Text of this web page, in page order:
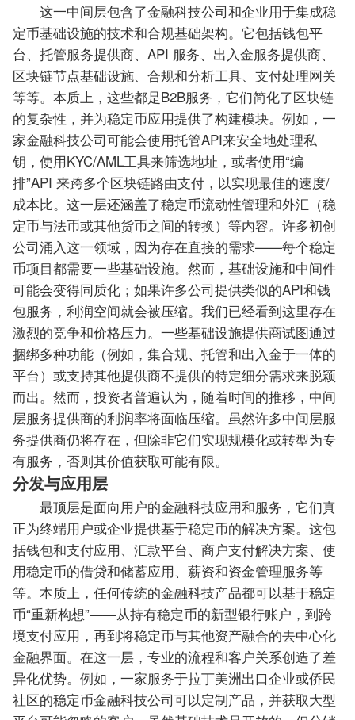
这一中间层包含了金融科技公司和企业用于集成稳
定币基础设施的技术和合规基础架构。它包括钱包平
台、托管服务提供商、API 服务、出入金服务提供商、
区块链节点基础设施、合规和分析工具、支付处理网关
等等。本质上，这些都是B2B服务，它们简化了区块链
的复杂性，并为稳定币应用提供了构建模块。例如，一
家金融科技公司可能会使用托管API来安全地处理私
钥，使用KYC/AML工具来筛选地址，或者使用“编
排”API 来跨多个区块链路由支付，以实现最佳的速度/
成本比。这一层还涵盖了稳定币流动性管理和外汇（稳
定币与法币或其他货币之间的转换）等内容。许多初创
公司涌入这一领域，因为存在直接的需求——每个稳定
币项目都需要一些基础设施。然而，基础设施和中间件
可能会变得同质化；如果许多公司提供类似的API和钱
包服务，利润空间就会被压缩。我们已经看到这里存在
激烈的竞争和价格压力。一些基础设施提供商试图通过
捆绑多种功能（例如，集合规、托管和出入金于一体的
平台）或支持其他提供商不提供的特定细分需求来脱颖
而出。然而，投资者普遍认为，随着时间的推移，中间
层服务提供商的利润率将面临压缩。虽然许多中间层服
务提供商仍将存在，但除非它们实现规模化或转型为专
有服务，否则其价值获取可能有限。
分发与应用层
最顶层是面向用户的金融科技应用和服务，它们真
正为终端用户或企业提供基于稳定币的解决方案。这包
括钱包和支付应用、汇款平台、商户支付解决方案、使
用稳定币的借贷和储蓄应用、薪资和资金管理服务等
等。本质上，任何传统的金融科技产品都可以基于稳定
币“重新构想”——从持有稳定币的新型银行账户，到跨
境支付应用，再到将稳定币与其他资产融合的去中心化
金融界面。在这一层，专业的流程和客户关系创造了差
异化优势。例如，一家服务于拉丁美洲出口企业或侨民
社区的稳定币金融科技公司可以定制产品，并获取大型